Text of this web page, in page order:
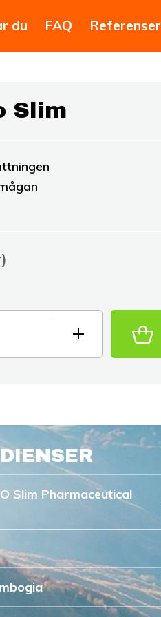
du FAQ Referenser
Slim
Slim Pharmaceutical